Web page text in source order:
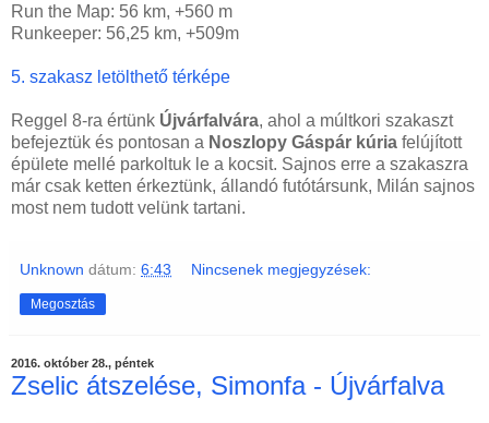
Run the Map: 56 km, +560 m
Runkeeper: 56,25 km, +509m
5. szakasz letölthető térképe
Reggel 8-ra értünk Újvárfalvára, ahol a múltkori szakaszt
befejeztük és pontosan a Noszlopy Gáspár kúria felújított
épülete mellé parkoltuk le a kocsit. Sajnos erre a szakaszra
már csak ketten érkeztünk, állandó futótársunk, Milán sajnos
most nem tudott velünk tartani.
Unknown dátum: 6:43 Nincsenek megjegyzések:
Megosztás
2016. október 28., péntek
Zselic átszelése, Simonfa - Újvárfalva